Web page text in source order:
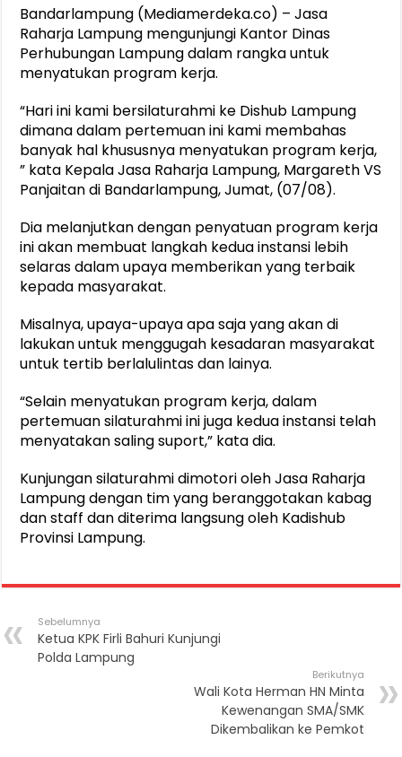
Berkontribusi terhadap Keselamatan dan Mobilitas Masyarakat,
Bandarlampung (Mediamerdeka.co) – Jasa
Raharja Lampung mengunjungi Kantor Dinas
Perhubungan Lampung dalam rangka untuk
menyatukan program kerja.
“Hari ini kami bersilaturahmi ke Dishub Lampung
dimana dalam pertemuan ini kami membahas
banyak hal khususnya menyatukan program kerja,
” kata Kepala Jasa Raharja Lampung, Margareth VS
Panjaitan di Bandarlampung, Jumat, (07/08).
Dia melanjutkan dengan penyatuan program kerja
ini akan membuat langkah kedua instansi lebih
selaras dalam upaya memberikan yang terbaik
kepada masyarakat.
Misalnya, upaya-upaya apa saja yang akan di
lakukan untuk menggugah kesadaran masyarakat
untuk tertib berlalulintas dan lainya.
“Selain menyatukan program kerja, dalam
pertemuan silaturahmi ini juga kedua instansi telah
menyatakan saling suport,” kata dia.
Kunjungan silaturahmi dimotori oleh Jasa Raharja
Lampung dengan tim yang beranggotakan kabag
dan staff dan diterima langsung oleh Kadishub
Provinsi Lampung.
Sebelumnya
Ketua KPK Firli Bahuri Kunjungi
Polda Lampung
Berikutnya
Wali Kota Herman HN Minta
Kewenangan SMA/SMK
Dikembalikan ke Pemkot